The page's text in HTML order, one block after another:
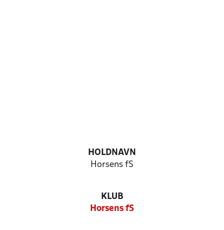
HOLDNAVN
Horsens fS
KLUB
Horsens fS